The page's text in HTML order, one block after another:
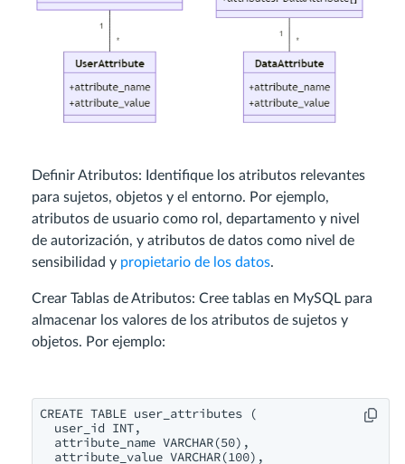
Definir Atributos: Identifique los atributos relevantes
para sujetos, objetos y el entorno. Por ejemplo,
atributos de usuario como rol, departamento y nivel
de autorización, y atributos de datos como nivel de
sensibilidad y propietario de los datos.
Crear Tablas de Atributos: Cree tablas en MySQL para
almacenar los valores de los atributos de sujetos y
objetos. Por ejemplo:
CREATE TABLE user_attributes (
  user_id INT,
  attribute_name VARCHAR(50),
  attribute_value VARCHAR(100),